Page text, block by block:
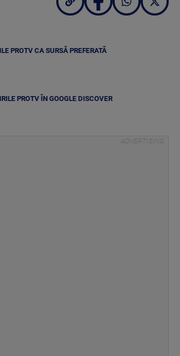
PROTV CA SURSĂ PREFERATĂ
PROTV ÎN GOOGLE DISCOVER